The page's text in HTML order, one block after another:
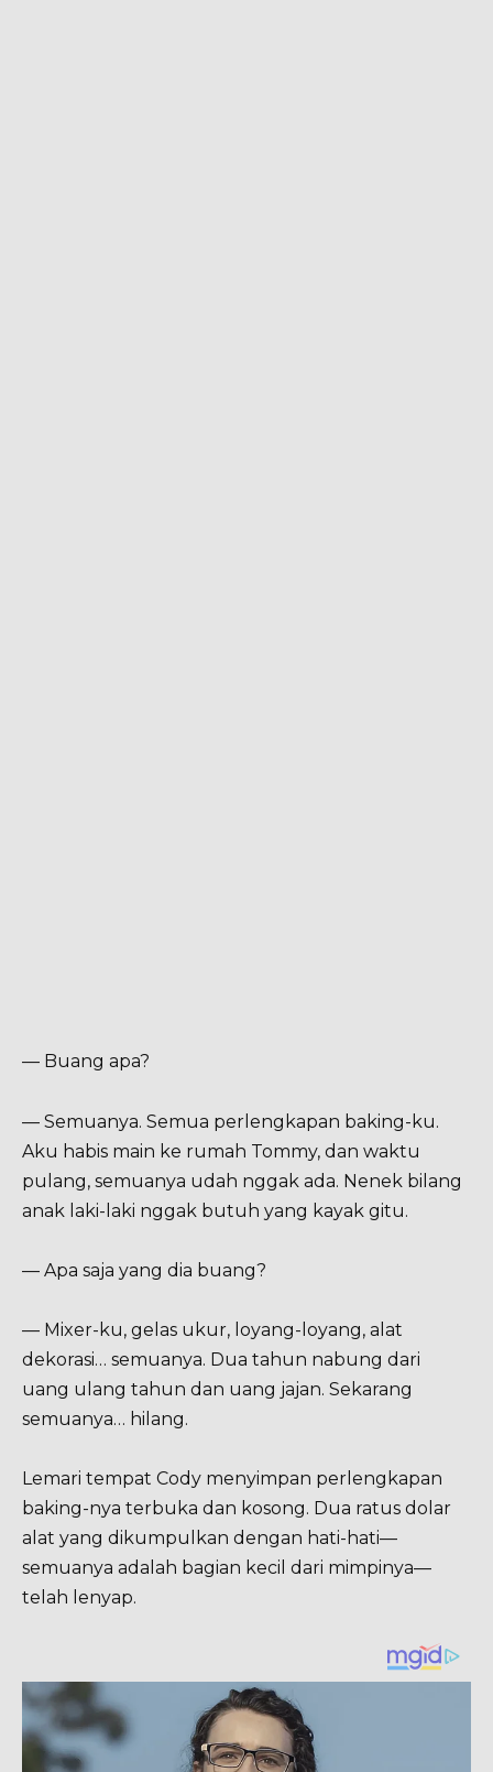
— Buang apa?
— Semuanya. Semua perlengkapan baking-ku.
Aku habis main ke rumah Tommy, dan waktu
pulang, semuanya udah nggak ada. Nenek bilang
anak laki-laki nggak butuh yang kayak gitu.
— Apa saja yang dia buang?
— Mixer-ku, gelas ukur, loyang-loyang, alat
dekorasi… semuanya. Dua tahun nabung dari
uang ulang tahun dan uang jajan. Sekarang
semuanya… hilang.
Lemari tempat Cody menyimpan perlengkapan
baking-nya terbuka dan kosong. Dua ratus dolar
alat yang dikumpulkan dengan hati-hati—
semuanya adalah bagian kecil dari mimpinya—
telah lenyap.